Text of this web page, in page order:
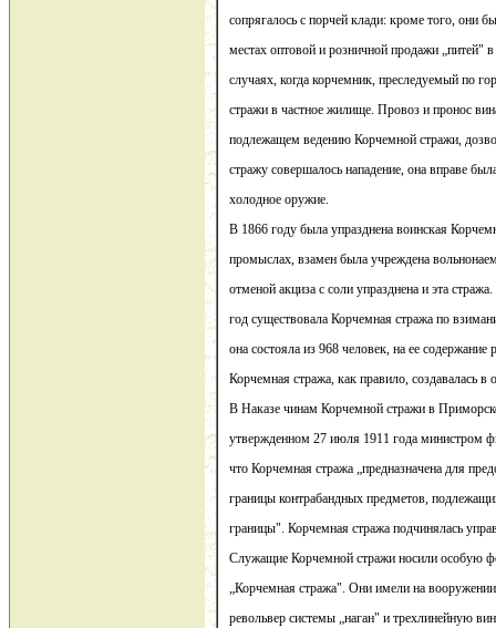
сопрягалось с порчей клади: кроме того, они
местах оптовой и розничной продажи „питей"
случаях, когда корчемник, преследуемый по
стражи в частное жилище. Провоз и пронос
подлежащем ведению Корчемной стражи,
стражу совершалось нападение, она вправе
холодное оружие.
В 1866 году была упразднена воинская
промыслах, взамен была учреждена
отменой акциза с соли упразднена и эта
год существовала Корчемная стража по
она состояла из 968 человек, на ее содержание
Корчемная стража, как правило, создавалась в
В Наказе чинам Корчемной стражи в
утвержденном 27 июля 1911 года министром
что Корчемная стража „предназначена для
границы контрабандных предметов,
границы". Корчемная стража подчинялась
Служащие Корчемной стражи носили особую
„Корчемная стража". Они имели на
револьвер системы „наган" и трехлинейную